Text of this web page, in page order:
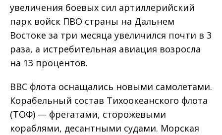
увеличения боевых сил артиллерийский
парк войск ПВО страны на Дальнем
Востоке за три месяца увеличился почти в 3
раза, а истребительная авиация возросла
на 13 процентов.
ВВС флота оснащались новыми самолетами.
Корабельный состав Тихоокеанского флота
(ТОФ) — фрегатами, сторожевыми
кораблями, десантными судами. Морская